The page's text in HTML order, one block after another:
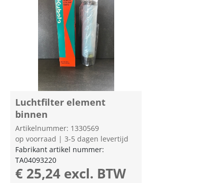
Luchtfilter element
binnen
Artikelnummer: 1330569
op voorraad | 3-5 dagen levertijd
Fabrikant artikel nummer:
TA04093220
€ 25,24 excl. BTW